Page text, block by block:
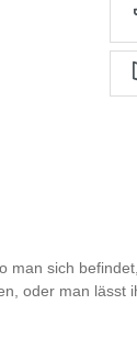
sich
oder man